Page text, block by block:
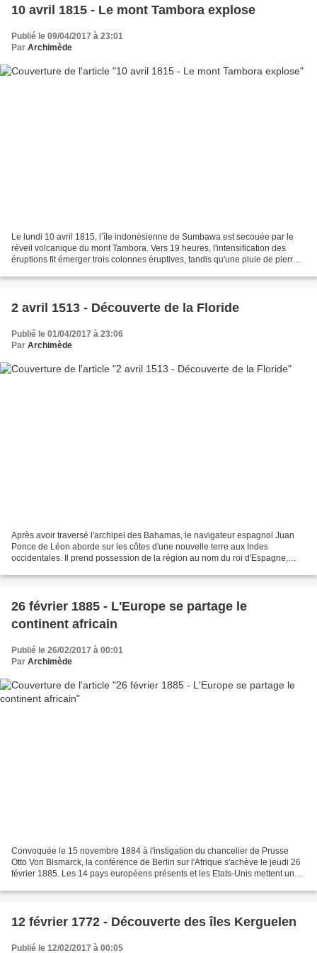
10 avril 1815 - Le mont Tambora explose
Publié le 09/04/2017 à 23:01
Par Archimède
Le lundi 10 avril 1815, l’île indonésienne de Sumbawa est secouée par le
réveil volcanique du mont Tambora. Vers 19 heures, l'intensification des
éruptions fit émerger trois colonnes éruptives, tandis qu'une pluie de pierre
2 avril 1513 - Découverte de la Floride
Publié le 01/04/2017 à 23:06
Par Archimède
Après avoir traversé l'archipel des Bahamas, le navigateur espagnol Juan
Ponce de Léon aborde sur les côtes d'une nouvelle terre aux Indes
occidentales. Il prend possession de la région au nom du roi d'Espagne,
26 février 1885 - L'Europe se partage le
continent africain
Publié le 26/02/2017 à 00:01
Par Archimède
Convoquée le 15 novembre 1884 à l'instigation du chancelier de Prusse
Otto Von Bismarck, la conférence de Berlin sur l'Afrique s'achève le jeudi 26
février 1885. Les 14 pays européens présents et les Etats-Unis mettent un
12 février 1772 - Découverte des îles Kerguelen
Publié le 12/02/2017 à 00:05